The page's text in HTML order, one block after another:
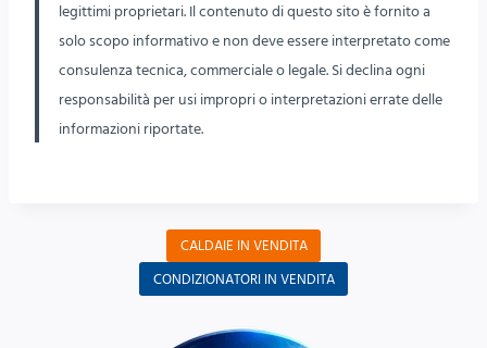
legittimi proprietari. Il contenuto di questo sito è fornito a
solo scopo informativo e non deve essere interpretato come
consulenza tecnica, commerciale o legale. Si declina ogni
responsabilità per usi impropri o interpretazioni errate delle
informazioni riportate.
CALDAIE IN VENDITA
CONDIZIONATORI IN VENDITA